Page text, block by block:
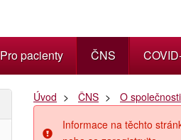
Pro pacienty ČNS
Úvod ČNS O společnosti
Informace na těchto